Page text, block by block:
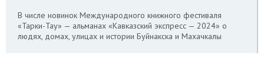
В числе новинок Международного книжного фестиваля
«Тарки-Тау» — альманах «Кавказский экспресс — 2024» о
людях, домах, улицах и истории Буйнакска и Махачкалы